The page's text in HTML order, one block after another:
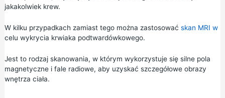
jakakolwiek krew.
W kilku przypadkach zamiast tego można zastosować skan MRI w
celu wykrycia krwiaka podtwardówkowego.
Jest to rodzaj skanowania, w którym wykorzystuje się silne pola
magnetyczne i fale radiowe, aby uzyskać szczegółowe obrazy
wnętrza ciała.